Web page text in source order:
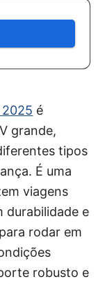
2025 é
grande,
tipos
É uma
viagens
durabilidade e
rodar em
robusto e